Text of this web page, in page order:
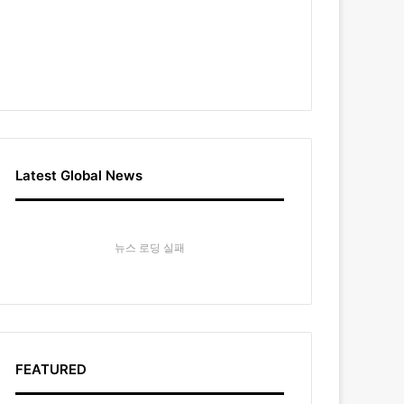
Latest Global News
뉴스 로딩 실패
FEATURED